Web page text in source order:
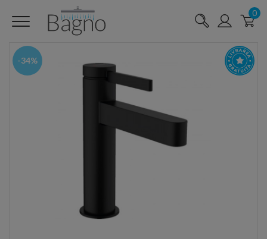
0
-34%